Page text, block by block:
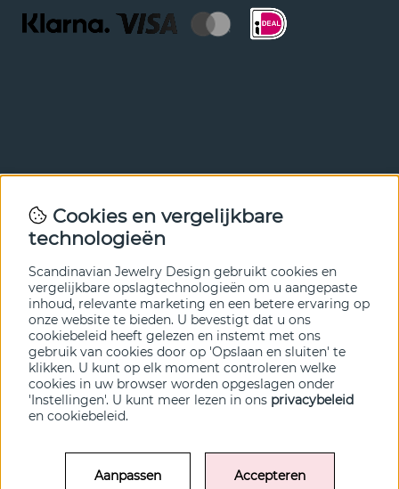
Met onze nieuwsbrief ben je als eerste op de hoogte van
nieuws en aanbiedingen. Meld je hieronder aan.
VERZENDEN
Cookies en vergelijkbare
technologieën
Scandinavian Jewelry Design gebruikt cookies en
vergelijkbare opslagtechnologieën om u aangepaste
inhoud, relevante marketing en een betere ervaring op
onze website te bieden. U bevestigt dat u ons
cookiebeleid heeft gelezen en instemt met ons
gebruik van cookies door op 'Opslaan en sluiten' te
klikken. U kunt op elk moment controleren welke
cookies in uw browser worden opgeslagen onder
'Instellingen'. U kunt meer lezen in ons privacybeleid
en cookiebeleid.
Aanpassen Accepteren